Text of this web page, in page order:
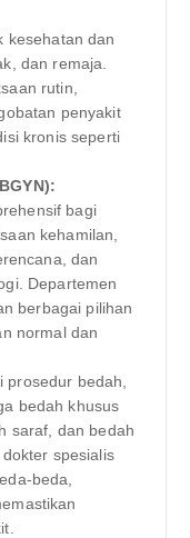
kesehatan dan
dan remaja.
rutin,
penyakit
kronis seperti
bagi
kehamilan,
dan
Departemen
berbagai pilihan
normal dan
prosedur bedah,
bedah khusus
saraf, dan bedah
spesialis
beda,